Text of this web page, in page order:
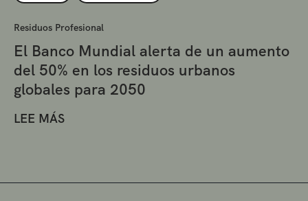
Residuos Profesional
El Banco Mundial alerta de un aumento
del 50% en los residuos urbanos
globales para 2050
LEE MÁS